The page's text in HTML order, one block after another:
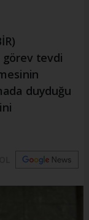
görev tevdi
duyduğu